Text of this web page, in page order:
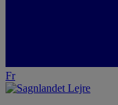
Fr